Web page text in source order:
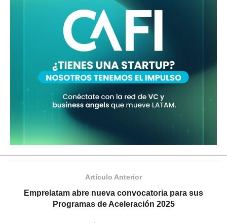
Artículo Anterior
Emprelatam abre nueva convocatoria para sus
Programas de Aceleración 2025